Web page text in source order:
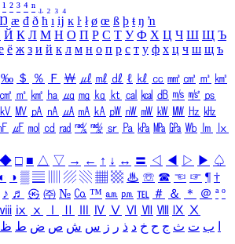
¹ ² ³ ⁴ ⁿ ₁ ₂ ₃ ₄
Ŋ æ đ ð ħ ı ĳ ĸ ŀ ł ø œ ß þ ŧ ŋ ŉ
Й К Л М Н О П Р С Т У Ф Х Ц Ч Ш Щ Ъ
ё ж з и й к л м н о п р с т у ф х ц ч ш щ ъ
‰ ＄ ％ Ｆ ￦ ㎕ ㎖ ㎗ ℓ ㎘ ㏄ ㎣ ㎤ ㎥ ㎦
㎠ ㎡ ㎢ ㏊ ㎍ ㎎ ㎏ ㏏ ㎈ ㎉ ㏈ ㎧ ㎨ ㎰
㎸ ㎹ ㎀ ㎁ ㎂ ㎃ ㎄ ㎺ ㎻ ㎽ ㎾ ㎿ ㎐ ㎑
㎌ ㏖ ㏅ ㎭ ㎮ ㎯ ㏛ ㎩ ㎪ ㎫ ㎬ ㏝ ㏐
㏓
◆ □ ■ △ ▽ → ← ↑ ↓ ↔ 〓 ◁ ◀ ▷ ▶ ♤
◐ ◑ ▒ ▤ ▨ ▧ ▦ ▩ ♨ ☏ ☎ ☜ ☞ ¶ †
♪ ♬ ㉿ ㈜ № ㏇ ™ ㏂ ㏘ ℡ ＃ ＆ ＊ ＠ ª º
ⅷ ⅸ ⅹ Ⅳ Ⅴ Ⅵ Ⅶ Ⅷ Ⅸ Ⅹ
ب ت ث ج ح خ د ذ ر ز س ش ص ض ط ظ